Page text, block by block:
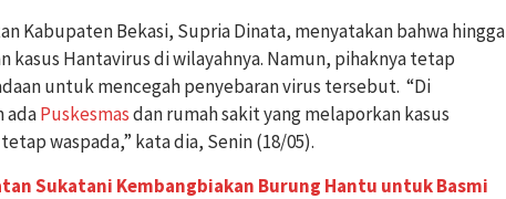
Kabupaten Bekasi, Supria Dinata, menyatakan bahwa hingga
kasus Hantavirus di wilayahnya. Namun, pihaknya tetap
untuk mencegah penyebaran virus tersebut. “Di
adaPuskesmasdan rumah sakit yang melaporkan kasus
waspada,” kata dia, Senin (18/05).
Sukatani Kembangbiakan Burung Hantu untuk Basmi